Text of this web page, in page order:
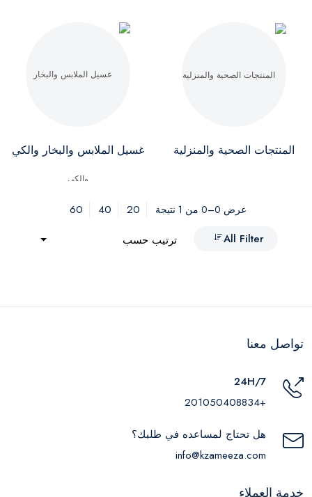
المنتجات الصحية والمنزلية غسيل الملابس والبخار والكي
عرض 0–0 من 1 نتيجة 20
40
60
All Filter
ترتيب حسب
تواصل معنا
24H/7
+201050408834
هل تحتاج لمساعده في طلبك؟
info@kzameeza.com
خدمة العملاء